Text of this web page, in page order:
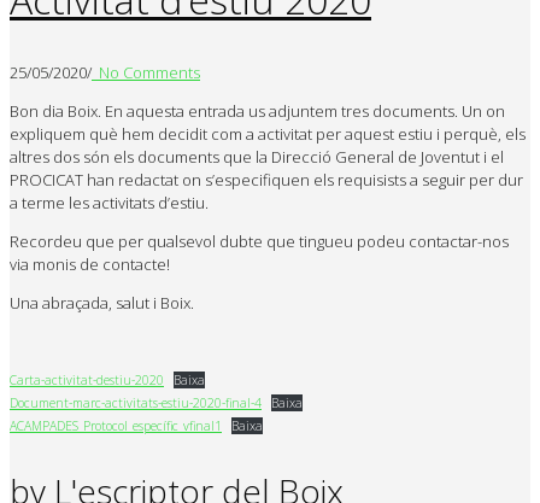
25/05/2020/ No Comments
Bon dia Boix. En aquesta entrada us adjuntem tres documents. Un on
expliquem què hem decidit com a activitat per aquest estiu i perquè, els
altres dos són els documents que la Direcció General de Joventut i el
PROCICAT han redactat on s’especifiquen els requisists a seguir per dur
a terme les activitats d’estiu.
Recordeu que per qualsevol dubte que tingueu podeu contactar-nos
via monis de contacte!
Una abraçada, salut i Boix.
Carta-activitat-destiu-2020
Baixa
Document-marc-activitats-estiu-2020-final-4
Baixa
ACAMPADES_Protocol_específic_vfinal1
Baixa
by L'escriptor del Boix